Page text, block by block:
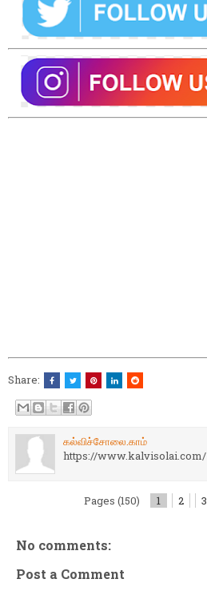
Share:
கல்விச்சோலை.காம்
https://www.kalvisolai.com/
Pages (150) 1 2 3
No comments:
Post a Comment